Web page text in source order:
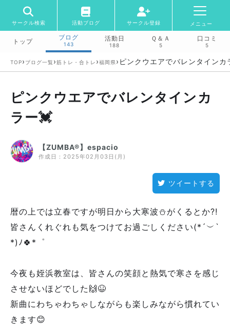
サークル検索 活動ブログ サークル登録 メニュー
トップ
ブログ
143
活動日
188
Ｑ＆Ａ
5
口コミ
5
TOP› ブログ一覧 ›筋トレ・合トレ ›福岡県› ピンクウエアでバレンタインカ
ピンクウエアでバレンタインカ
ラー💓
【ZUMBA®】espacio
作成日： 2025年02月03日(月)
ツイートする
暦の上では立春ですが明日から大寒波⛄️がくるとか?!
皆さんくれぐれも気をつけてお過ごしください(*´︶`
*)ﾉ🍀*゜
今夜も姪浜教室は、皆さんの笑顔と熱気で寒さを感じ
させないほどでした🙌😆
新曲にわちゃわちゃしながらも楽しみながら慣れてい
きます😊